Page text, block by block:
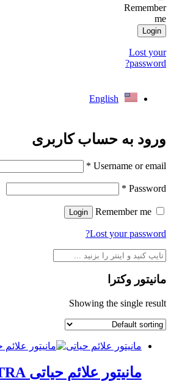
Remember
me
Login
Lost your
password?
English
ورود به حساب کاربری
Username or email
*
Password
*
Remember me
Login
Lost your password?
مانیتور وکترا
Showing the single result
مانیتور علائم حیاتی
مانیتور علائم حیاتی VECTRA